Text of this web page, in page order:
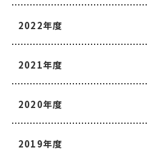
2022年度
2021年度
2020年度
2019年度